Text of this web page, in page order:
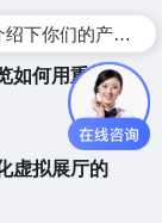
如何用重构
虚拟展厅的
可以介绍下你们的产品么